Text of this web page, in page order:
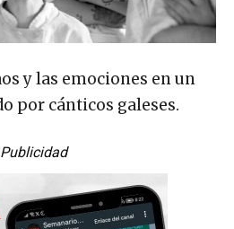
y las emociones en un
por cánticos galeses.
Publicidad